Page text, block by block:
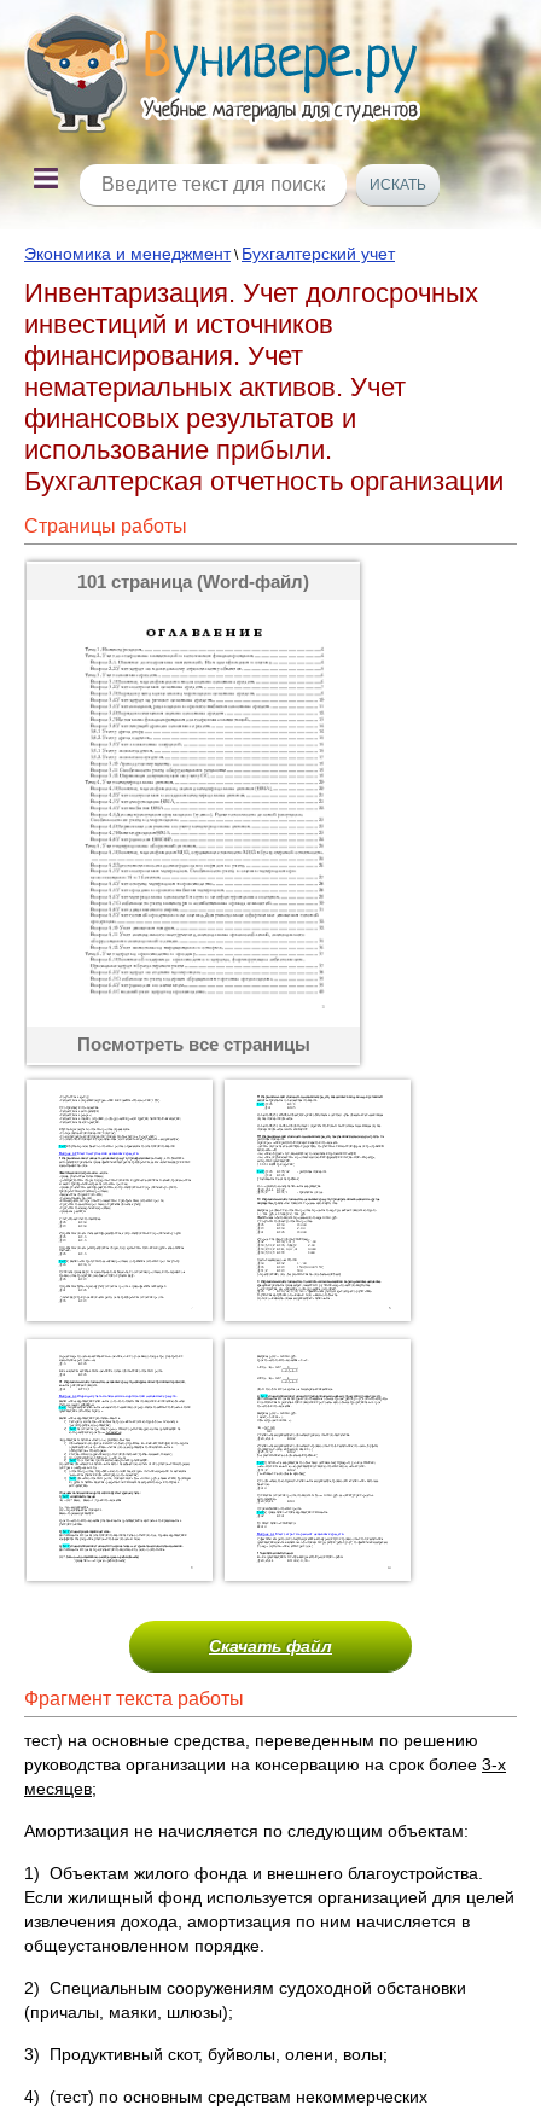
Экономика и менеджмент\ Бухгалтерский учет
Инвентаризация. Учет долгосрочных
инвестиций и источников
финансирования. Учет
нематериальных активов. Учет
финансовых результатов и
использование прибыли.
Бухгалтерская отчетность организации
Страницы работы
101 страница (Word-файл)
Посмотреть все страницы
Скачать файл
Фрагмент текста работы
тест) на основные средства, переведенным по решению
руководства организации на консервацию на срок более 3-х
месяцев;
Амортизация не начисляется по следующим объектам:
1) Объектам жилого фонда и внешнего благоустройства.
Если жилищный фонд используется организацией для целей
извлечения дохода, амортизация по ним начисляется в
общеустановленном порядке.
2) Специальным сооружениям судоходной обстановки
(причалы, маяки, шлюзы);
3) Продуктивный скот, буйволы, олени, волы;
4) (тест) по основным средствам некоммерческих